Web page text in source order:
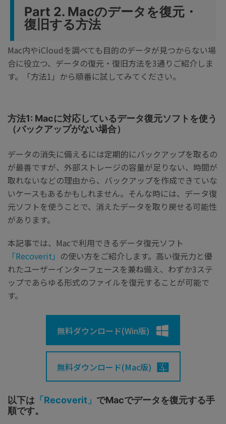
Part 2. Macのデータを復元・
復旧する方法
Mac内やiCloudを調べても目的のデータが見つからない場
合に役立つ、データの復元・復旧方法を3通りご紹介しま
す。「方法1」から順番に試してみてください。
方法1: Macに対応しているデータ復元ソフトを使う
（バックアップがない場合）
データの消失に備えるには定期的にバックアップを取るの
が最善ですが、外部ストレージの容量が足りない、時間が
取れないなどの理由から、バックアップを作成できていな
いケースもあるかもしれません。そんな時には、データ復
元ソフトを使うことで、消えたデータを取り戻せる可能性
があります。
本記事では、Macで利用できるデータ復元ソフト
「Recoverit」 の使い方をご紹介します。高い復元力と優
れたユーザーインターフェースを兼ね備え、わずか3ステ
ップであらゆる形式のファイルを復元することが可能で
す。
無料ダウンロード(Win版)
無料ダウンロード(Mac版)
以下は 「Recoverit」 でMacでデータを復元する手
順です。